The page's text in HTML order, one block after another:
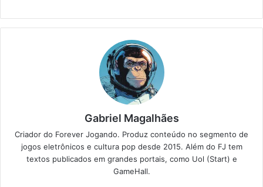
Gabriel Magalhães
Criador do Forever Jogando. Produz conteúdo no segmento de
jogos eletrônicos e cultura pop desde 2015. Além do FJ tem
textos publicados em grandes portais, como Uol (Start) e
GameHall.